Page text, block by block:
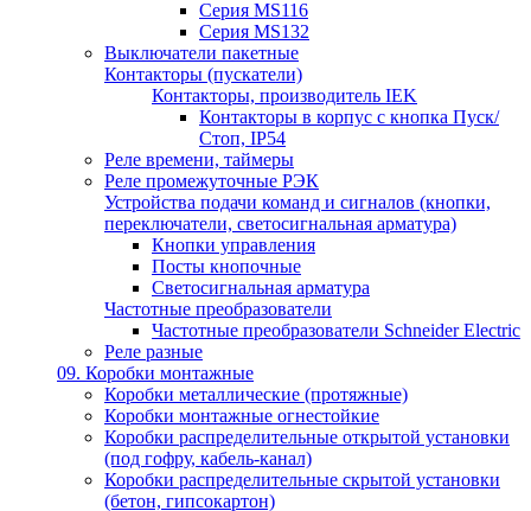
Серия MS116
Серия MS132
Выключатели пакетные
Контакторы (пускатели)
Контакторы, производитель IEK
Контакторы в корпус с кнопка Пуск/
Стоп, IP54
Реле времени, таймеры
Реле промежуточные РЭК
Устройства подачи команд и сигналов (кнопки,
переключатели, светосигнальная арматура)
Кнопки управления
Посты кнопочные
Светосигнальная арматура
Частотные преобразователи
Частотные преобразователи Schneider Electric
Реле разные
09. Коробки монтажные
Коробки металлические (протяжные)
Коробки монтажные огнестойкие
Коробки распределительные открытой установки
(под гофру, кабель-канал)
Коробки распределительные скрытой установки
(бетон, гипсокартон)